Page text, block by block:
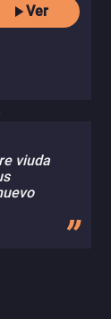
Ver
viuda